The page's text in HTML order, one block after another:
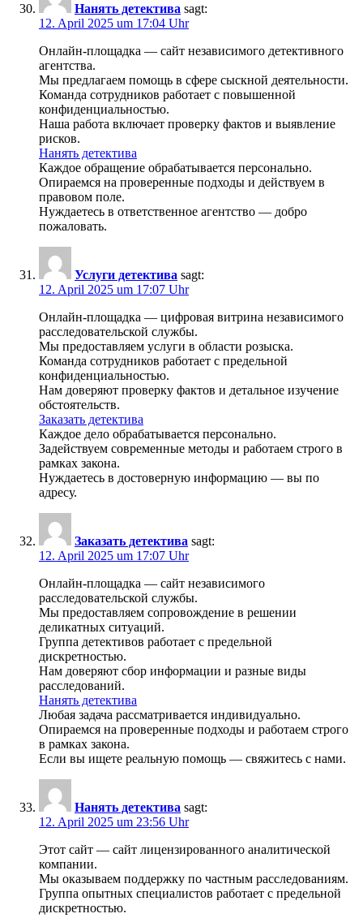
Нанять детектива sagt:
12. April 2025 um 17:04 Uhr
Онлайн-площадка — сайт независимого детективного
агентства.
Мы предлагаем помощь в сфере сыскной деятельности.
Команда сотрудников работает с повышенной
конфиденциальностью.
Наша работа включает проверку фактов и выявление
рисков.
Нанять детектива
Каждое обращение обрабатывается персонально.
Опираемся на проверенные подходы и действуем в
правовом поле.
Нуждаетесь в ответственное агентство — добро
пожаловать.
Услуги детектива sagt:
12. April 2025 um 17:07 Uhr
Онлайн-площадка — цифровая витрина независимого
расследовательской службы.
Мы предоставляем услуги в области розыска.
Команда сотрудников работает с предельной
конфиденциальностью.
Нам доверяют проверку фактов и детальное изучение
обстоятельств.
Заказать детектива
Каждое дело обрабатывается персонально.
Задействуем современные методы и работаем строго в
рамках закона.
Нуждаетесь в достоверную информацию — вы по
адресу.
Заказать детектива sagt:
12. April 2025 um 17:07 Uhr
Онлайн-площадка — сайт независимого
расследовательской службы.
Мы предоставляем сопровождение в решении
деликатных ситуаций.
Группа детективов работает с предельной
дискретностью.
Нам доверяют сбор информации и разные виды
расследований.
Нанять детектива
Любая задача рассматривается индивидуально.
Опираемся на проверенные подходы и работаем строго
в рамках закона.
Если вы ищете реальную помощь — свяжитесь с нами.
Нанять детектива sagt:
12. April 2025 um 23:56 Uhr
Этот сайт — сайт лицензированного аналитической
компании.
Мы оказываем поддержку по частным расследованиям.
Группа опытных специалистов работает с предельной
дискретностью.